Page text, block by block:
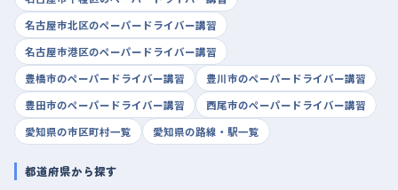
名古屋市北区のペーパードライバー講習
名古屋市港区のペーパードライバー講習
豊橋市のペーパードライバー講習
豊川市のペーパードライバー講習
豊田市のペーパードライバー講習
西尾市のペーパードライバー講習
愛知県の市区町村一覧
愛知県の路線・駅一覧
都道府県から探す